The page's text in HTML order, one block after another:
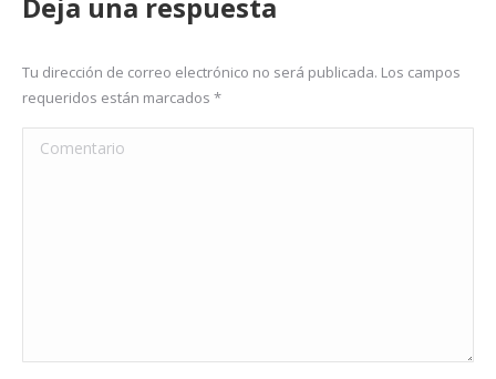
Tu dirección de correo electrónico no será publicada. Los campos
requeridos están marcados *
Comentario